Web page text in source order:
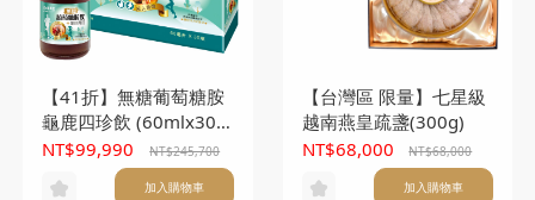
【41折】無糖葡萄糖胺
龜鹿四珍飲 (60mlx30
入)x105盒(本產品不附
NT$99,990 NT$245,700
加入購物車
【台灣區 限量】七星級
越南燕皇疏盞(300g)
NT$68,000
NT$68,000
加入購物車